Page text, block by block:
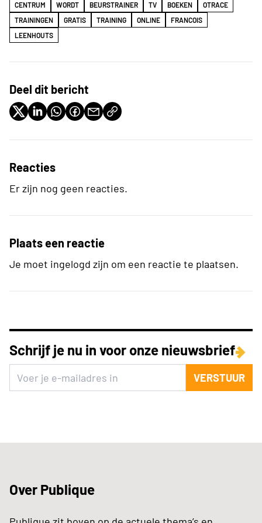
CENTRUM WORDT BEURSTRAINER TV BOEKEN
OTRACE
TRAININGEN
GRATIS TRAINING ONLINE
FRANCOIS
LEENHOUTS
Deel dit bericht
Reacties
Er zijn nog geen reacties.
Plaats een reactie
Je moet ingelogd zijn om een reactie te plaatsen.
Schrijf je nu in voor onze nieuwsbrief
VERSTUUR
Over Publique